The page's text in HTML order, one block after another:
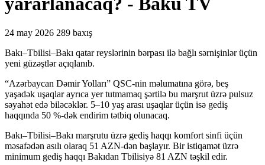
24 may 2026 289 baxış
Bakı–Tbilisi–Bakı qatar reyslərinin bərpası ilə bağlı sərnişinlər üçün
yeni güzəştlər açıqlanıb.
“Azərbaycan Dəmir Yolları” QSC-nin məlumatına görə, beş
yaşadək uşaqlar ayrıca yer tutmamaq şərtilə bu marşrut üzrə pulsuz
səyahət edə biləcəklər. 5–10 yaş arası uşaqlar üçün isə gediş
haqqında 50 %-dək endirim tətbiq olunacaq.
Bakı–Tbilisi–Bakı marşrutu üzrə gediş haqqı komfort sinfi üçün
məsafədən asılı olaraq 51 AZN-dən başlayır. Bir istiqamət üzrə
minimum gediş haqqı Bakıdan Tbilisiyə 81 AZN təşkil edir.